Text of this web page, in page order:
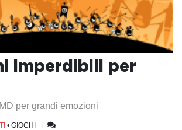
imperdibili per
per grandi emozioni
• GIOCHI |